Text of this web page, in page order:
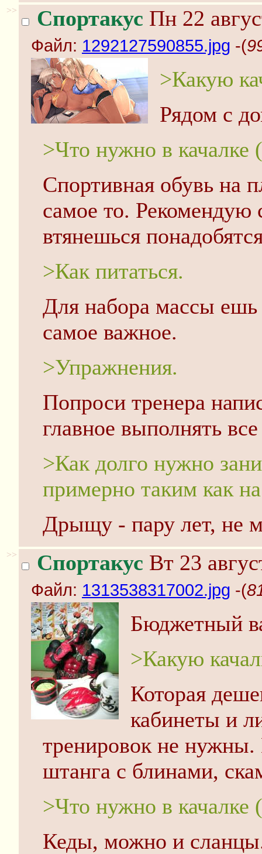
>> Спортакус Пн 22
Файл: 1292127590855.jpg -(
>Какую
Рядом с
>Что нужно в качалке
Спортивная обувь на
самое то. Рекомендую
втянешься
>Как питаться.
Для набора массы
самое важное.
>Упражнения.
Попроси тренера
главное выполнять
>Как долго нужно
примерно таким как
Дрыщу - пару лет, не
>> Спортакус Вт 23
Файл: 1313538317002.jpg -(
Бюджетный
>Какую
Которая
кабинеты и
тренировок не
штанга с блинами,
>Что нужно в качалке
Кеды, можно и